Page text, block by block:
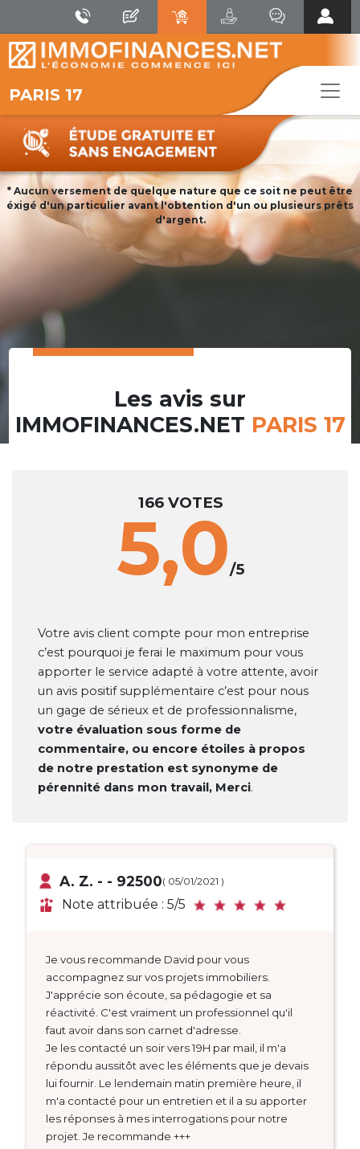
PARIS 17
* Aucun versement de quelque nature que ce soit ne peut être
éxigé d'un particulier avant l'obtention d'un ou plusieurs prêts
d'argent.
Les avis sur
IMMOFINANCES.NET PARIS 17
166 VOTES
5,0/5
Votre avis client compte pour mon entreprise
c’est pourquoi je ferai le maximum pour vous
apporter le service adapté à votre attente, avoir
un avis positif supplémentaire c’est pour nous
un gage de sérieux et de professionnalisme,
votre évaluation sous forme de
commentaire, ou encore étoiles à propos
de notre prestation est synonyme de
pérennité dans mon travail, Merci.
A. Z. - - 92500( 05/01/2021 )
Note attribuée : 5/5
Je vous recommande David pour vous
accompagnez sur vos projets immobiliers.
J'apprécie son écoute, sa pédagogie et sa
réactivité. C'est vraiment un professionnel qu'il
faut avoir dans son carnet d'adresse.
Je les contacté un soir vers 19H par mail, il m'a
répondu aussitôt avec les éléments que je devais
lui fournir. Le lendemain matin première heure, il
m'a contacté pour un entretien et il a su apporter
les réponses à mes interrogations pour notre
projet. Je recommande +++